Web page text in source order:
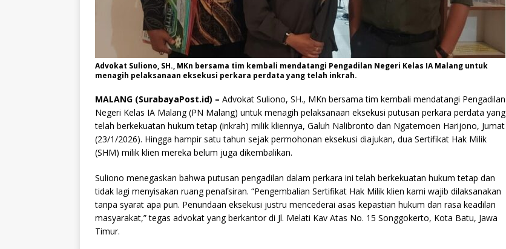
Advokat Suliono, SH., MKn bersama tim kembali mendatangi Pengadilan Negeri Kelas IA Malang untuk
menagih pelaksanaan eksekusi perkara perdata yang telah inkrah.
MALANG (SurabayaPost.id) – Advokat Suliono, SH., MKn bersama tim kembali mendatangi Pengadilan
Negeri Kelas IA Malang (PN Malang) untuk menagih pelaksanaan eksekusi putusan perkara perdata yang
telah berkekuatan hukum tetap (inkrah) milik kliennya, Galuh Nalibronto dan Ngatemoen Harijono, Jumat
(23/1/2026). Hingga hampir satu tahun sejak permohonan eksekusi diajukan, dua Sertifikat Hak Milik
(SHM) milik klien mereka belum juga dikembalikan.
Suliono menegaskan bahwa putusan pengadilan dalam perkara ini telah berkekuatan hukum tetap dan
tidak lagi menyisakan ruang penafsiran. “Pengembalian Sertifikat Hak Milik klien kami wajib dilaksanakan
tanpa syarat apa pun. Penundaan eksekusi justru mencederai asas kepastian hukum dan rasa keadilan
masyarakat,” tegas advokat yang berkantor di Jl. Melati Kav Atas No. 15 Songgokerto, Kota Batu, Jawa
Timur.